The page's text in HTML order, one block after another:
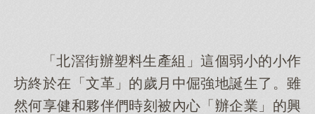
「北滘街辦塑料生產組」這個弱小的小作
坊終於在「文革」的歲月中倔強地誕生了。雖
然何享健和夥伴們時刻被內心「辦企業」的興